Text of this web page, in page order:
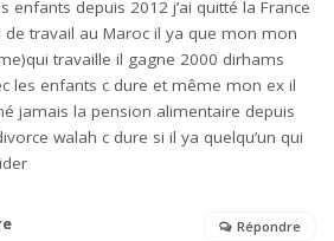
enfants depuis 2012 j’ai quitté la France
de travail au Maroc il ya que mon mon
travaille il gagne 2000 dirhams
les enfants c dure et même mon ex il
jamais la pension alimentaire depuis
walah c dure si il ya quelqu’un qui
Répondre